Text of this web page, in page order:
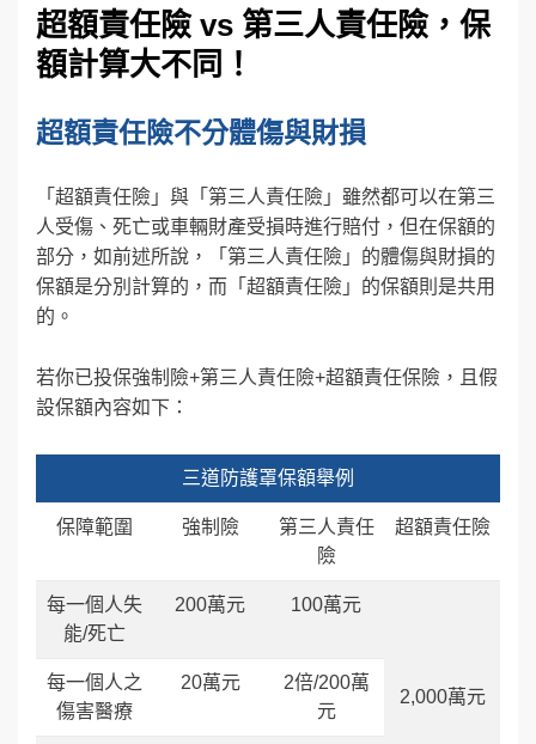
超額責任險 vs 第三人責任險，保
額計算大不同！
超額責任險不分體傷與財損
「超額責任險」與「第三人責任險」雖然都可以在第三
人受傷、死亡或車輛財產受損時進行賠付，但在保額的
部分，如前述所說，「第三人責任險」的體傷與財損的
保額是分別計算的，而「超額責任險」的保額則是共用
的。
若你已投保強制險+第三人責任險+超額責任保險，且假
設保額內容如下：
三道防護罩保額舉例
保障範圍 強制險
第三人責任
險
超額責任險
每一個人失
能/死亡
200萬元 100萬元
2,000萬元
每一個人之
傷害醫療
20萬元
2倍/200萬
元